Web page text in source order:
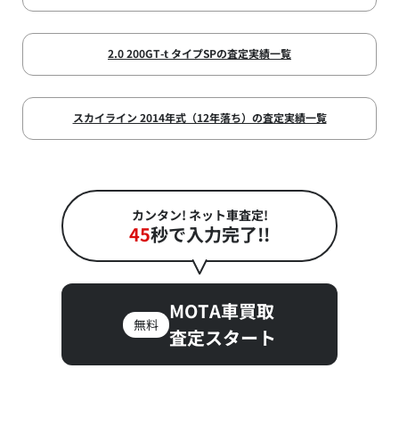
2.0 200GT-t タイプSPの査定実績一覧
スカイライン 2014年式（12年落ち）の査定実績一覧
カンタン! ネット車査定!
45秒で入力完了!!
無料
MOTA車買取
査定スタート